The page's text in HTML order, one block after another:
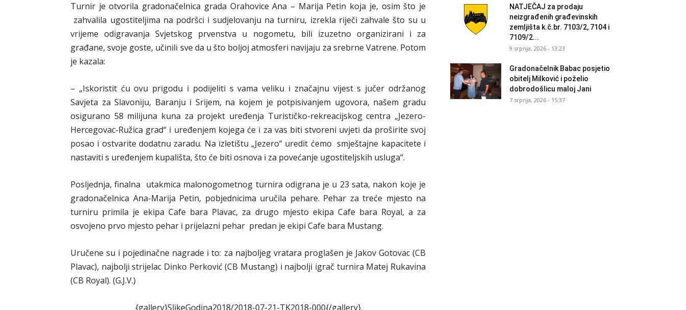
Turnir je otvorila gradonačelnica grada Orahovice Ana – Marija Petin koja je, osim što je
zahvalila ugostiteljima na podršci i sudjelovanju na turniru, izrekla riječi zahvale što su u
vrijeme odigravanja Svjetskog prvenstva u nogometu, bili izuzetno organizirani i za
građane, svoje goste, učinili sve da u što boljoj atmosferi navijaju za srebrne Vatrene. Potom
je kazala:
– „Iskoristit ću ovu prigodu i podijeliti s vama veliku i značajnu vijest s jučer održanog
Savjeta za Slavoniju, Baranju i Srijem, na kojem je potpisivanjem ugovora, našem gradu
osigurano 58 milijuna kuna za projekt uređenja Turističko-rekreacijskog centra „Jezero-
Hercegovac-Ružica grad“ i uređenjem kojega će i za vas biti stvoreni uvjeti da proširite svoj
posao i ostvarite dodatnu zaradu. Na izletištu „Jezero“ uredit ćemo smještajne kapacitete i
nastaviti s uređenjem kupališta, što će biti osnova i za povećanje ugostiteljskih usluga“.
Posljednja, finalna utakmica malonogometnog turnira odigrana je u 23 sata, nakon koje je
gradonačelnica Ana-Marija Petin, pobjednicima uručila pehare. Pehar za treće mjesto na
turniru primila je ekipa Cafe bara Plavac, za drugo mjesto ekipa Cafe bara Royal, a za
osvojeno prvo mjesto pehar i prijelazni pehar predan je ekipi Cafe bara Mustang.
Uručene su i pojedinačne nagrade i to: za najboljeg vratara proglašen je Jakov Gotovac (CB
Plavac), najbolji strijelac Dinko Perković (CB Mustang) i najbolji igrač turnira Matej Rukavina
(CB Royal). (G.J.V.)
{gallery}SlikeGodina2018/2018-07-21-TK2018-000{/gallery}
NATJEČAJ za prodaju
neizgrađenih građevinskih
zemljišta k.č.br. 7103/2, 7104 i
7109/2...
9 srpnja, 2026 - 13:23
Gradonačelnik Babac posjetio
obitelj Milković i poželio
dobrodošlicu maloj Jani
7 srpnja, 2026 - 15:37